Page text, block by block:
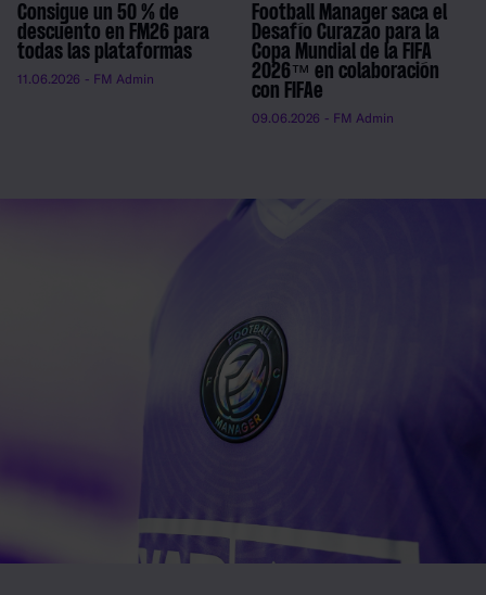
Consigue un 50 % de
descuento en FM26 para
todas las plataformas
11.06.2026 - FM Admin
Football Manager saca el
Desafío Curazao para la
Copa Mundial de la FIFA
2026™ en colaboración
con FIFAe
09.06.2026 - FM Admin